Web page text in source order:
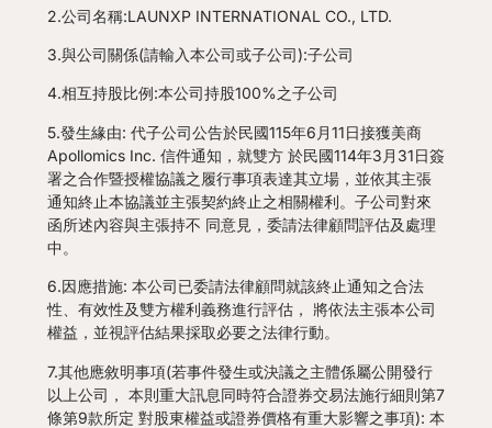
2.公司名稱:LAUNXP INTERNATIONAL CO., LTD.
3.與公司關係(請輸入本公司或子公司):子公司
4.相互持股比例:本公司持股100%之子公司
5.發生緣由: 代子公司公告於民國115年6月11日接獲美商
Apollomics Inc. 信件通知，就雙方 於民國114年3月31日簽
署之合作暨授權協議之履行事項表達其立場，並依其主張
通知終止本協議並主張契約終止之相關權利。子公司對來
函所述內容與主張持不 同意見，委請法律顧問評估及處理
中。
6.因應措施: 本公司已委請法律顧問就該終止通知之合法
性、有效性及雙方權利義務進行評估， 將依法主張本公司
權益，並視評估結果採取必要之法律行動。
7.其他應敘明事項(若事件發生或決議之主體係屬公開發行
以上公司， 本則重大訊息同時符合證券交易法施行細則第7
條第9款所定 對股東權益或證券價格有重大影響之事項): 本